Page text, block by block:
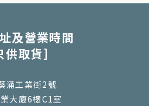
及營業時間
供取貨］
涌工業街2號
大廈6樓C1室